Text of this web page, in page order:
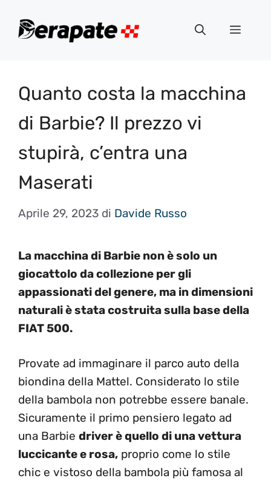
Menu
Quanto costa la macchina
di Barbie? Il prezzo vi
stupirà, c’entra una
Maserati
Aprile 29, 2023 di Davide Russo
La macchina di Barbie non è solo un
giocattolo da collezione per gli
appassionati del genere, ma in dimensioni
naturali è stata costruita sulla base della
FIAT 500.
Provate ad immaginare il parco auto della
biondina della Mattel. Considerato lo stile
della bambola non potrebbe essere banale.
Sicuramente il primo pensiero legato ad
una Barbie driver è quello di una vettura
luccicante e rosa, proprio come lo stile
chic e vistoso della bambola più famosa al